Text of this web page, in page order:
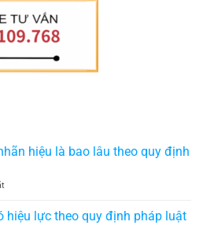
hiệu là bao lâu theo quy định
ở
hạn
hiệu lực theo quy định pháp luật